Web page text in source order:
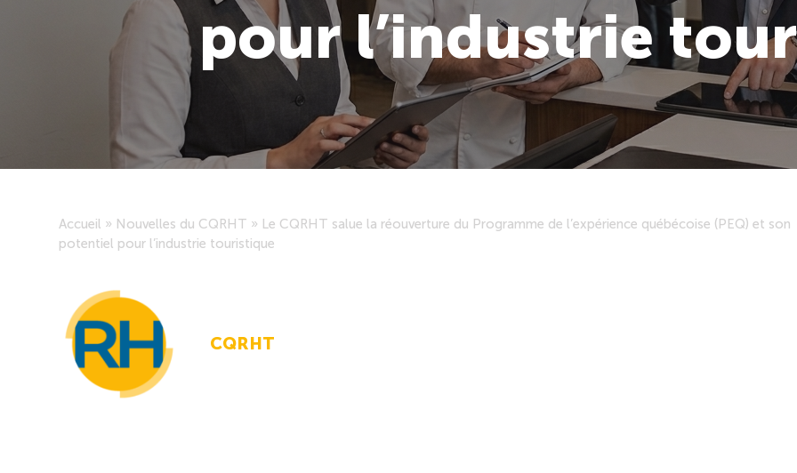
pour l’industrie
Accueil » Nouvelles du CQRHT » Le CQRHT salue la réouverture du Programme de l’expérience québécoise (PEQ) et son
potentiel pour l’industrie touristique
CQRHT